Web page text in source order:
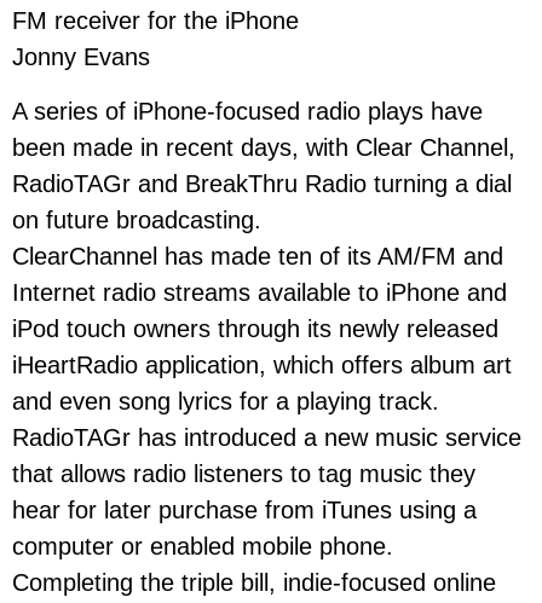
FM receiver for the iPhone
Jonny Evans
A series of iPhone-focused radio plays have
been made in recent days, with Clear Channel,
RadioTAGr and BreakThru Radio turning a dial
on future broadcasting.
ClearChannel has made ten of its AM/FM and
Internet radio streams available to iPhone and
iPod touch owners through its newly released
iHeartRadio application, which offers album art
and even song lyrics for a playing track.
RadioTAGr has introduced a new music service
that allows radio listeners to tag music they
hear for later purchase from iTunes using a
computer or enabled mobile phone.
Completing the triple bill, indie-focused online